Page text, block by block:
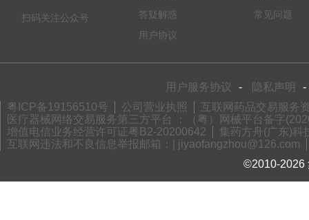
扫码关注公众号
答疑解惑
用户协议
常见问题
用户服务协议 - 隐私声明
-
粤ICP备19156510号
公司营业执照
互联网药品交易服务
医疗器械网络交易服务第三方平台 ：（粤）网械平台备字
增值电信业务经营许可证粤B2-20200642
集药方舟(广东)科
互联网违法和不良信息举报邮箱：| jiyaofangzhou@126.com
©2010-2026